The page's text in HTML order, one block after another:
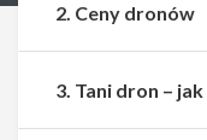
2. Ceny dronów
3. Tani dron –